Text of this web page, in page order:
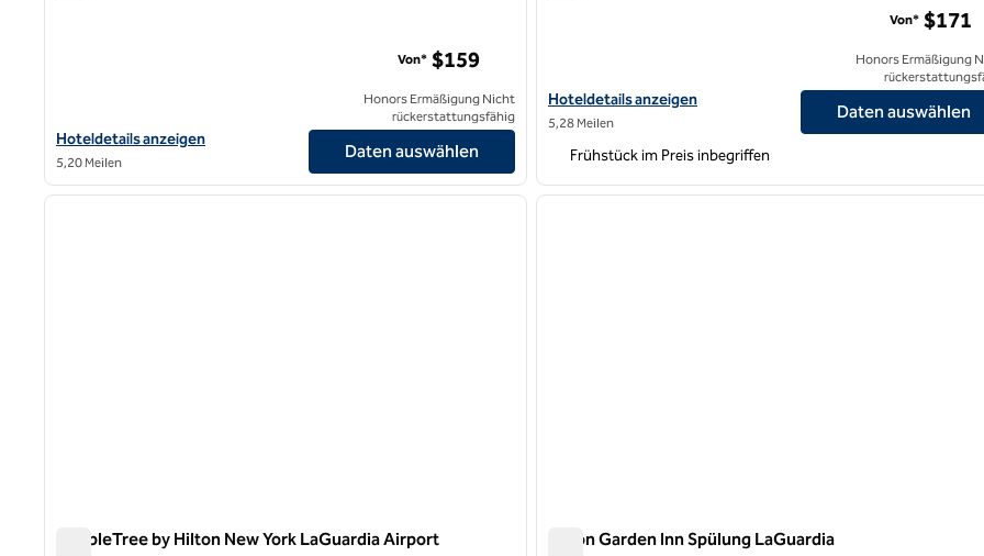
Hoteldetails für The George Manhattan, Tapestry Collection by Hilton anzeigen
Hoteldetails anzeigen
5,20 Meilen
Von* $159
Honors Ermäßigung Nicht
rückerstattungsfähig
Daten auswählen
Hoteldetails für das Hampton Inn New York – LaGuardia Airport
Hoteldetails anzeigen
5,28 Meilen
Von* $171
Honors Ermäßigung
Daten auswählen
Frühstück im Preis inbegriffen
1/12
1 von 12
nächstes Bild
DoubleTree by Hilton New York LaGuardia Airport
1 von 9
Hilton Garden Inn Spülung LaGuardia